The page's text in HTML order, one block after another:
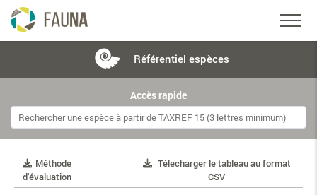
Référentiel espèces
Accès rapide
Méthode
d'évaluation
Télecharger le tableau au format
CSV